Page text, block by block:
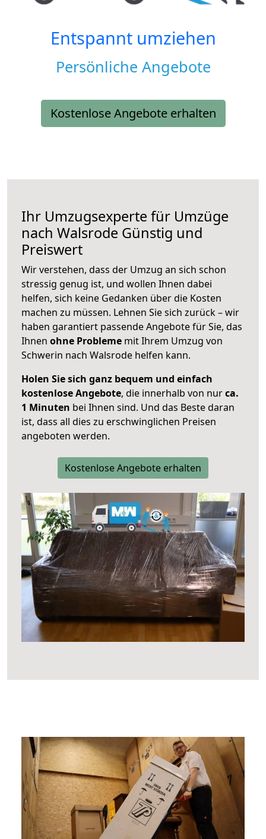
Entspannt umziehen
Persönliche Angebote
Kostenlose Angebote erhalten
Ihr Umzugsexperte für Umzüge
nach Walsrode Günstig und
Preiswert
Wir verstehen, dass der Umzug an sich schon
stressig genug ist, und wollen Ihnen dabei
helfen, sich keine Gedanken über die Kosten
machen zu müssen. Lehnen Sie sich zurück – wir
haben garantiert passende Angebote für Sie, das
Ihnen ohne Probleme mit Ihrem Umzug von
Schwerin nach Walsrode helfen kann.
Holen Sie sich ganz bequem und einfach
kostenlose Angebote, die innerhalb von nurca.
1 Minuten bei Ihnen sind. Und das Beste daran
ist, dass all dies zu erschwinglichen Preisen
angeboten werden.
Kostenlose Angebote erhalten